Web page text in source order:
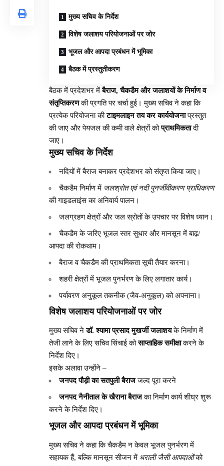
मुख्य सचिव के निर्देश
विशेष जलाशय परियोजनाओं पर जोर
भूजल और आपदा प्रबंधन में भूमिका
बैठक में प्रस्तुतीकरण
बैठक में प्रदेशभर मेंबैराज, चैकडैम और जलाशयों के निर्माण व
संतृप्तिकरणकी प्रगति पर चर्चा हुई। मुख्य सचिव ने कहा कि
प्रत्येक परियोजना कीटाइमलाइन तय कर कार्ययोजनाप्रस्तुत
की जाए और पेयजल की कमी वाले क्षेत्रों कोप्राथमिकतादी
जाए।
मुख्य सचिव के निर्देश
नदियों में बैराज बनाकर प्रदेशभर को संतृप्त किया जाए।
चैकडैम निर्माण में जलश्रोत एवं नदी पुनर्जीवीकरण प्राधिकरण
की गाइडलाइंस का अनिवार्य पालन।
जलग्रहण क्षेत्रों और जल स्रोतों के उपचार पर विशेष ध्यान।
चैकडैम के जरिए भूजल स्तर सुधार और मानसून में बाढ़/
आपदा की रोकथाम।
बैराज व चैकडैम की प्राथमिकता सूची तैयार करना।
शहरी क्षेत्रों में भूजल पुनर्भरण के लिए लगातार कार्य।
पर्यावरण अनुकूल तकनीक (जैव-अनुकूल) को अपनाना।
विशेष जलाशय परियोजनाओं पर जोर
मुख्य सचिव नेडॉ. श्यामा प्रसाद मुखर्जी जलाशयके निर्माण में
तेजी लाने के लिए सचिव सिंचाई कोसाप्ताहिक समीक्षाकरने के
निर्देश दिए।
इसके अलावा उन्होंने –
जनपद पौड़ी का सतपुली बैराजजल्द पूरा करने
जनपद नैनीताल के खैराना बैराजका निर्माण कार्य शीघ्र शुरू
करने के निर्देश दिए।
भूजल और आपदा प्रबंधन में भूमिका
मुख्य सचिव ने कहा कि चैकडैम न केवल भूजल पुनर्भरण में
सहायक हैं, बल्कि मानसून सीजन में धराली जैसी आपदाओंको